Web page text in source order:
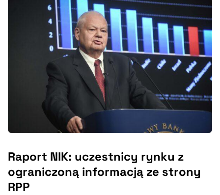
Raport NIK: uczestnicy rynku z
ograniczoną informacją ze strony
RPP